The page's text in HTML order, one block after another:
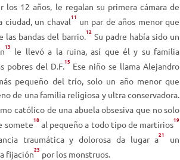
a
b
a
j
o
p
a
r
12 años, le regalan su primera cámara de
un chaval11 un par de años menor que
las bandas del barrio.12Su padre había sido un
13 le llevó a la ruina, así que él y su familia
pobres del D.F.15 Ese niño se llama Alejandro
pequeño del trío, solo un año menor que
de una familia religiosa y ultra conservadora.
católico de una abuela obsesiva que no solo
somete18al pequeño a todo tipo de martirios19
traumática y dolorosa da lugar a21
un
fijación23 por los monstruos.